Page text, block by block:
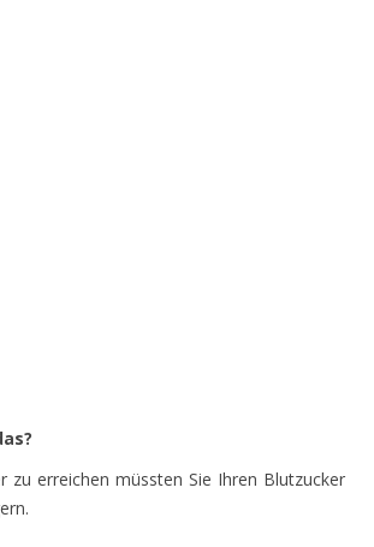
zu erreichen müssten Sie Ihren Blutzucker